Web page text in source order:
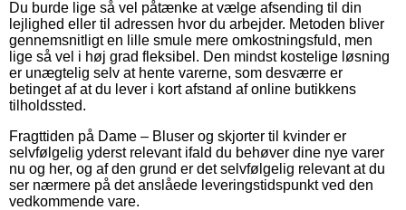
Du burde lige så vel påtænke at vælge afsending til din
lejlighed eller til adressen hvor du arbejder. Metoden bliver
gennemsnitligt en lille smule mere omkostningsfuld, men
lige så vel i høj grad fleksibel. Den mindst kostelige løsning
er unægtelig selv at hente varerne, som desværre er
betinget af at du lever i kort afstand af online butikkens
tilholdssted.
Fragttiden på Dame – Bluser og skjorter til kvinder er
selvfølgelig yderst relevant ifald du behøver dine nye varer
nu og her, og af den grund er det selvfølgelig relevant at du
ser nærmere på det anslåede leveringstidspunkt ved den
vedkommende vare.